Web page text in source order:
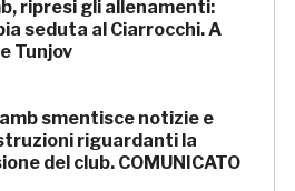
ripresi gli allenamenti:
seduta al Ciarrocchi. A
Tunjov
smentisce notizie e
riguardanti la
del club. COMUNICATO